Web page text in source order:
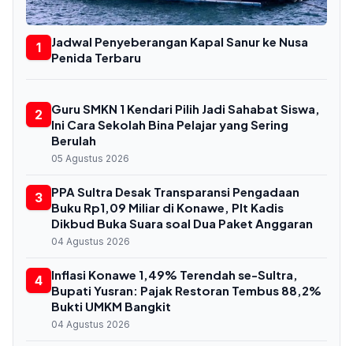
1
Jadwal Penyeberangan Kapal Sanur ke Nusa
Penida Terbaru
2
Guru SMKN 1 Kendari Pilih Jadi Sahabat Siswa,
Ini Cara Sekolah Bina Pelajar yang Sering
Berulah
05 Agustus 2026
3
PPA Sultra Desak Transparansi Pengadaan
Buku Rp1,09 Miliar di Konawe, Plt Kadis
Dikbud Buka Suara soal Dua Paket Anggaran
04 Agustus 2026
4
Inflasi Konawe 1,49% Terendah se-Sultra,
Bupati Yusran: Pajak Restoran Tembus 88,2%
Bukti UMKM Bangkit
04 Agustus 2026